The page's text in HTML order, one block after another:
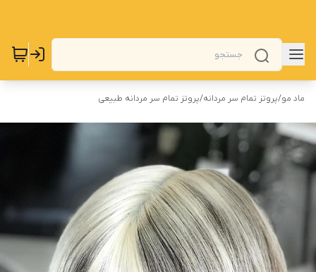
ماد مو/پروتز تمام سر مردانه/پروتز تمام سر مردانه طبیعی